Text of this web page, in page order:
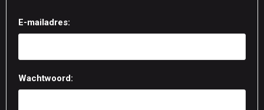
E-mailadres:
Wachtwoord: